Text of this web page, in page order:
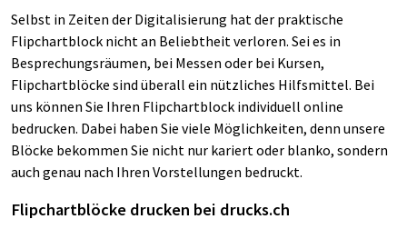
Selbst in Zeiten der Digitalisierung hat der praktische
Flipchartblock nicht an Beliebtheit verloren. Sei es in
Besprechungsräumen, bei Messen oder bei Kursen,
Flipchartblöcke sind überall ein nützliches Hilfsmittel. Bei
uns können Sie Ihren Flipchartblock individuell online
bedrucken. Dabei haben Sie viele Möglichkeiten, denn unsere
Blöcke bekommen Sie nicht nur kariert oder blanko, sondern
auch genau nach Ihren Vorstellungen bedruckt.
Flipchartblöcke drucken bei drucks.ch